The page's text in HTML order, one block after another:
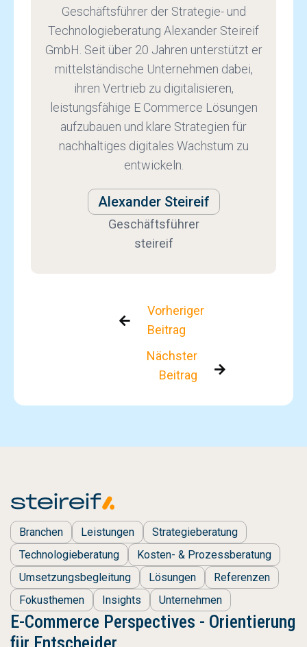
Geschäftsführer der Strategie- und
Technologieberatung Alexander Steireif
GmbH. Seit über 20 Jahren unterstützt er
mittelständische Unternehmen dabei,
ihren Vertrieb zu digitalisieren,
leistungsfähige E Commerce Lösungen
aufzubauen und klare Strategien für
nachhaltiges digitales Wachstum zu
entwickeln.
Alexander Steireif
Geschäftsführer
steireif

Vorheriger
Beitrag
Nächster
Beitrag

Branchen Leistungen
Strategieberatung
Technologieberatung
Kosten- & Prozessberatung
Umsetzungsbegleitung
Lösungen
Referenzen
Fokusthemen
Insights Unternehmen
E-Commerce Perspectives - Orientierung
für Entscheider.